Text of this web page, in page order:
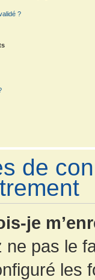
?
de
je
ne pas le
les